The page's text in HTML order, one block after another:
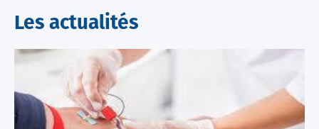
Les actualités